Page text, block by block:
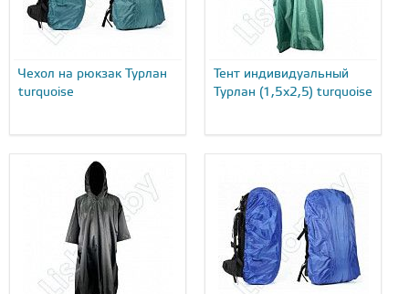
Чехол на рюкзак Турлан
turquoise
Тент индивидуальный
Турлан (1,5х2,5) turquoise